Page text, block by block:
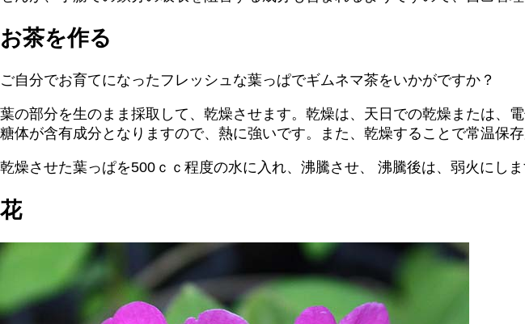
お茶を作る
ご自分でお育てになったフレッシュな葉っぱでギムネマ茶をいかがですか？
葉の部分を生のまま採取して、乾燥させます。乾燥は、天日での乾燥または、
糖体が含有成分となりますので、熱に強いです。また、乾燥することで常温保存
乾燥させた葉っぱを500ｃｃ程度の水に入れ、沸騰させ、 沸騰後は、弱火にし
花